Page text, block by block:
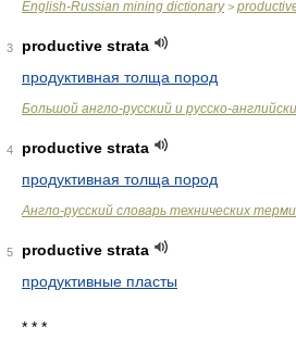
English-Russian mining dictionary>
3
productive strata
продуктивная толща пород
Большой англо-русский и русско-
4
productive strata
продуктивная толща пород
Англо-русский словарь технических
5
productive strata
продуктивные пласты
* * *